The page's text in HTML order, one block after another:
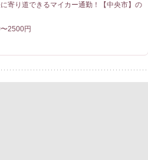
寄り道できるマイカー通勤！【中央市】の
2500円